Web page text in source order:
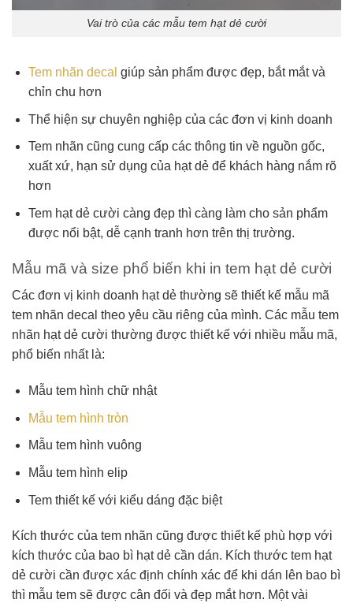
Vai trò của các mẫu tem hạt dẻ cười
Tem nhãn decal giúp sản phẩm được đẹp, bắt mắt và
chỉn chu hơn
Thể hiện sự chuyên nghiệp của các đơn vị kinh doanh
Tem nhãn cũng cung cấp các thông tin về nguồn gốc,
xuất xứ, hạn sử dụng của hạt dẻ để khách hàng nắm rõ
hơn
Tem hạt dẻ cười càng đẹp thì càng làm cho sản phẩm
được nổi bật, dễ cạnh tranh hơn trên thị trường.
Mẫu mã và size phổ biến khi in tem hạt dẻ cười
Các đơn vị kinh doanh hạt dẻ thường sẽ thiết kế mẫu mã
tem nhãn decal theo yêu cầu riêng của mình. Các mẫu tem
nhãn hạt dẻ cười thường được thiết kế với nhiều mẫu mã,
phổ biến nhất là:
Mẫu tem hình chữ nhật
Mẫu tem hình tròn
Mẫu tem hình vuông
Mẫu tem hình elip
Tem thiết kế với kiểu dáng đặc biệt
Kích thước của tem nhãn cũng được thiết kế phù hợp với
kích thước của bao bì hạt dẻ cần dán. Kích thước tem hạt
dẻ cười cần được xác định chính xác để khi dán lên bao bì
thì mẫu tem sẽ được cân đối và đẹp mắt hơn. Một vài